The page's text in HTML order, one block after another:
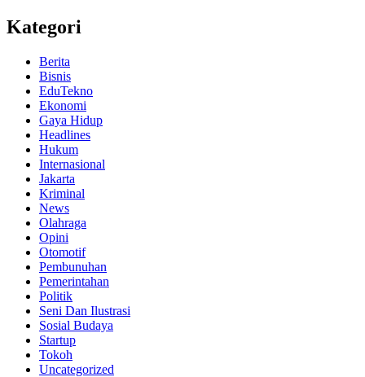
Kategori
Berita
Bisnis
EduTekno
Ekonomi
Gaya Hidup
Headlines
Hukum
Internasional
Jakarta
Kriminal
News
Olahraga
Opini
Otomotif
Pembunuhan
Pemerintahan
Politik
Seni Dan Ilustrasi
Sosial Budaya
Startup
Tokoh
Uncategorized